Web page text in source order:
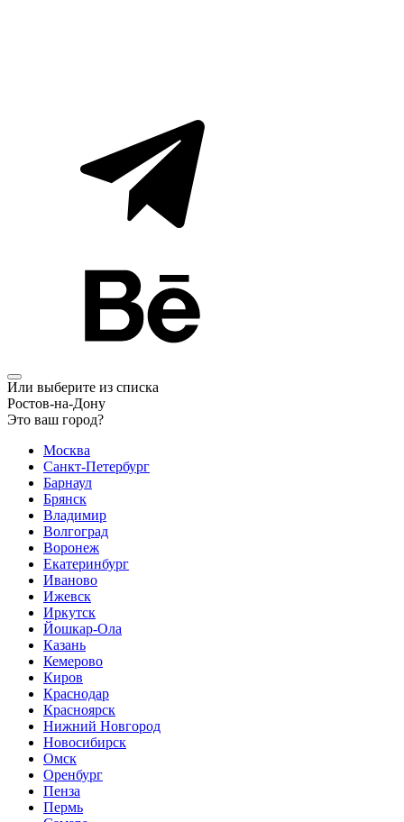
Или выберите из списка
Ростов-на-Дону
Это ваш город?
Москва
Санкт-Петербург
Барнаул
Брянск
Владимир
Волгоград
Воронеж
Екатеринбург
Иваново
Ижевск
Иркутск
Йошкар-Ола
Казань
Кемерово
Киров
Краснодар
Красноярск
Нижний Новгород
Новосибирск
Омск
Оренбург
Пенза
Пермь